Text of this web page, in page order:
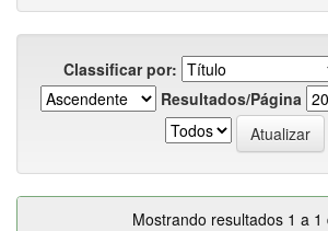
Classificar por:
Resultados/Página
Mostrando resultados 1 a 1